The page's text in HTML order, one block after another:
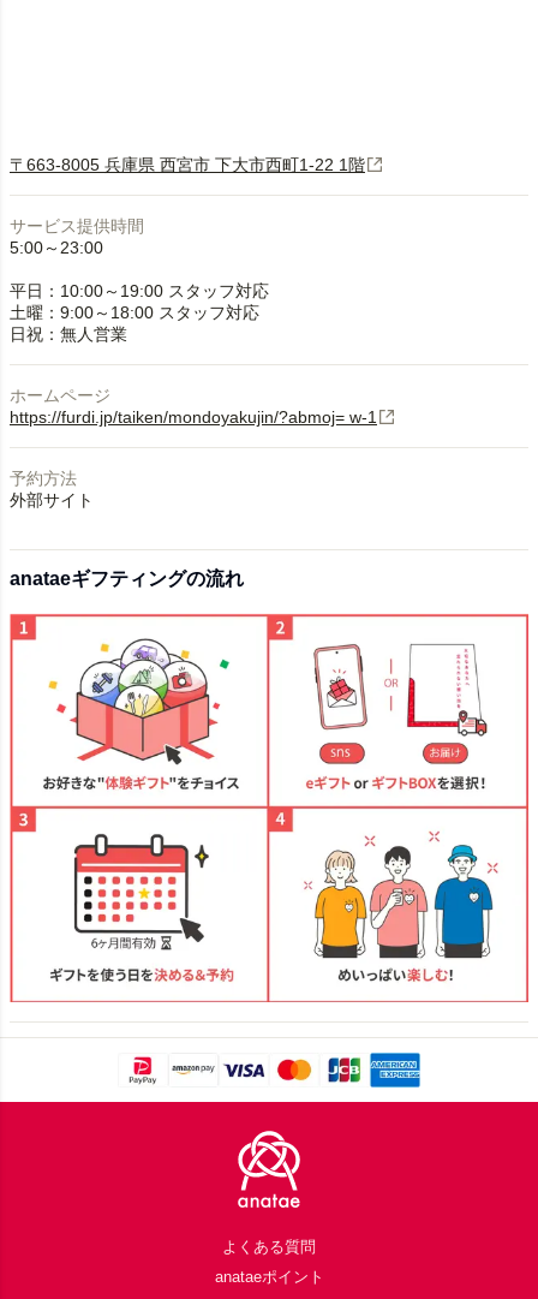
〒663-8005 兵庫県 西宮市 下大市西町1-22 1階
サービス提供時間
5:00～23:00
平日：10:00～19:00 スタッフ対応
土曜：9:00～18:00 スタッフ対応
日祝：無人営業
ホームページ
https://furdi.jp/taiken/mondoyakujin/?abmoj= w-1
予約方法
外部サイト
anataeギフティングの流れ
よくある質問
anataeポイント